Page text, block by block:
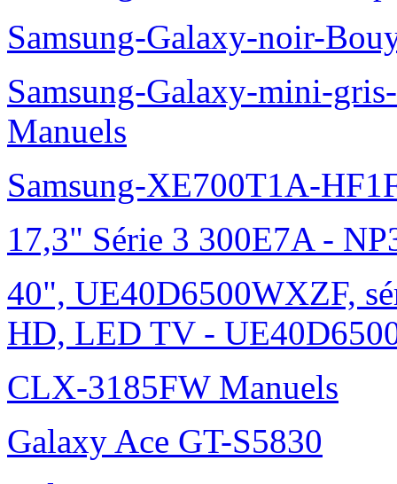
Samsung-Galaxy-noir-
Samsung-Galaxy-mini-
Manuels
Samsung-XE700T1A-
17,3" Série 3 300E7A -
40", UE40D6500WXZF,
HD, LED TV -
CLX-3185FW Manuels
Galaxy Ace GT-S5830